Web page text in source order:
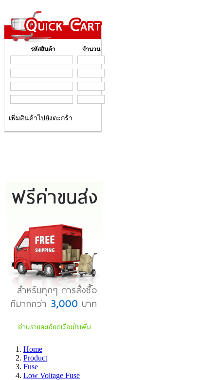
รหัสสินค้า จำนวน
เพิ่มสินค้าไปยังตะกร้า
Home
Product
Fuse
Low Voltage Fuse